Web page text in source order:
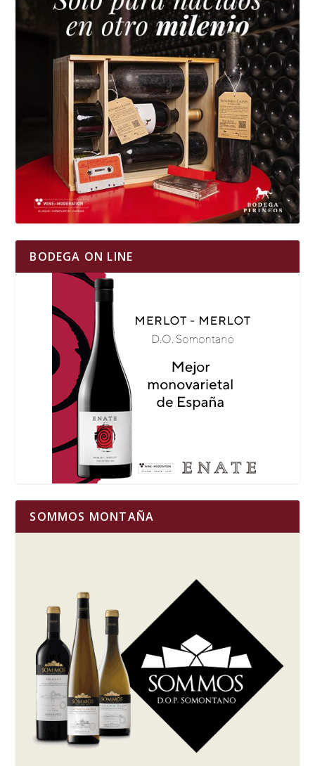
BODEGA ON LINE
SOMMOS MONTAÑA